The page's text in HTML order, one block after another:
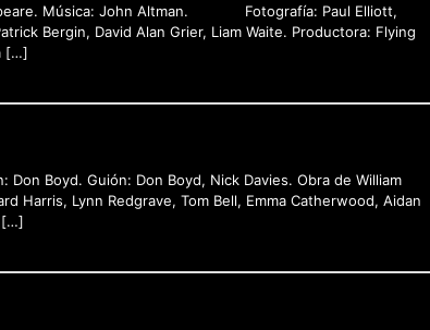
Música: John Altman. Fotografía: Paul Elliott,
Bergin, David Alan Grier, Liam Waite. Productora: Flying
[…]
Boyd. Guión: Don Boyd, Nick Davies. Obra de William
Harris, Lynn Redgrave, Tom Bell, Emma Catherwood, Aidan
[…]